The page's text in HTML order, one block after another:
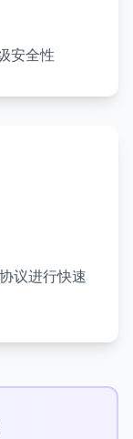
安全性
议进行快速